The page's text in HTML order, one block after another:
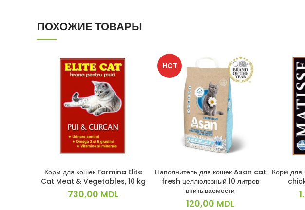
ПОХОЖИЕ ТОВАРЫ
В КОРЗИНУ
Корм для кошек Farmina Elite
Cat Meat & Vegetables, 10 kg
730,00 MDL
HOT
В КОРЗИНУ
Наполнитель для кошек Asan cat
fresh целлюлозный 10 литров
впитываемости
120,00 MDL
Корм